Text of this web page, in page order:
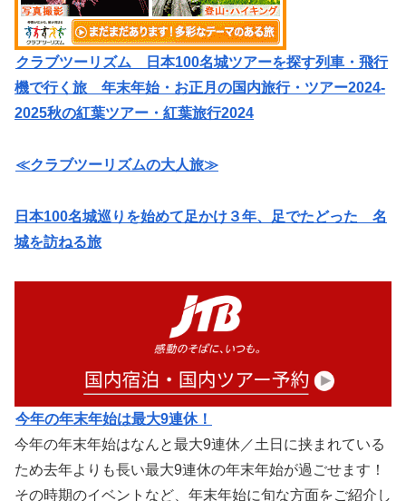
クラブツーリズム 日本100名城ツアーを探す列車・飛行
機で行く旅 年末年始・お正月の国内旅行・ツアー2024-
2025秋の紅葉ツアー・紅葉旅行2024
≪クラブツーリズムの大人旅≫
日本100名城巡りを始めて足かけ３年、足でたどった 名
城を訪ねる旅
今年の年末年始は最大9連休！
今年の年末年始はなんと最大9連休／土日に挟まれている
ため去年よりも長い最大9連休の年末年始が過ごせます！
その時期のイベントなど、年末年始に旬な方面をご紹介し